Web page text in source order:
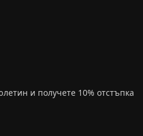
и получете 10% отстъпка